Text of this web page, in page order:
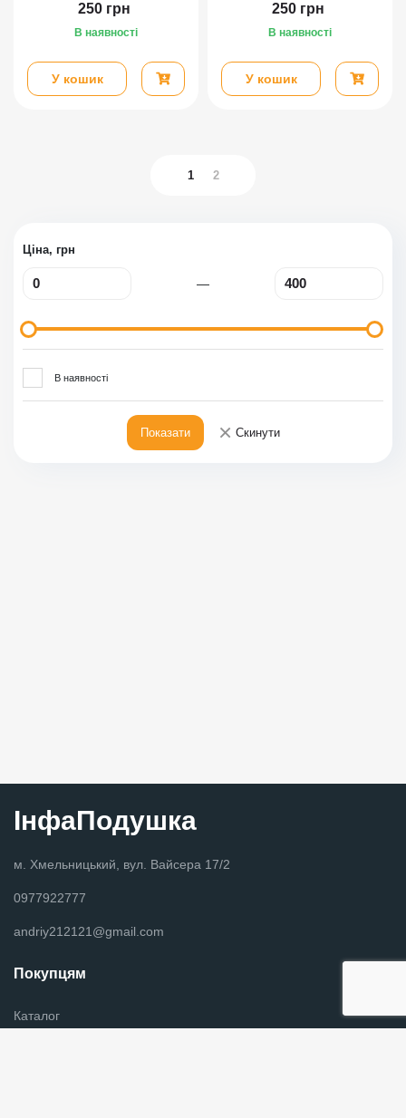
Ціна, грн
—
В наявності
Показати × Скинути
250 грн
В наявності
У кошик
250 грн
В наявності
У кошик
1 2
ІнфаПодушка
м. Хмельницький, вул. Вайсера 17/2
0977922777
andriy212121@gmail.com
Покупцям
Каталог